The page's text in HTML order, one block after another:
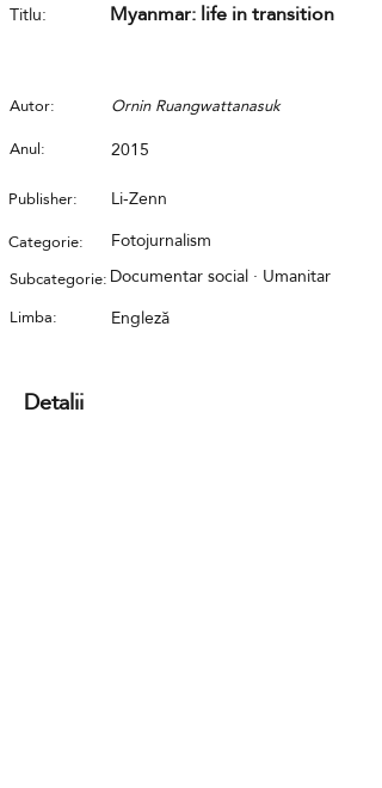
Titlu: Myanmar: life in transition
Autor:
Ornin Ruangwattanasuk
Anul:
2015
Publisher: Li-Zenn
Categorie: Fotojurnalism
Subcategorie: Documentar social · Umanitar
Limba: Engleză
Detalii